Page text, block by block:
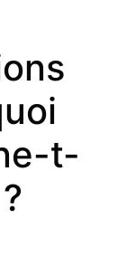
t-